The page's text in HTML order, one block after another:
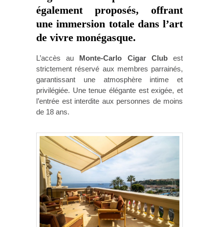
également proposés, offrant
une immersion totale dans l’art
de vivre monégasque.
L’accès au Monte-Carlo Cigar Clubest
strictement réservé aux membres parrainés,
garantissant une atmosphère intime et
privilégiée. Une tenue élégante est exigée, et
l’entrée est interdite aux personnes de moins
de 18 ans.